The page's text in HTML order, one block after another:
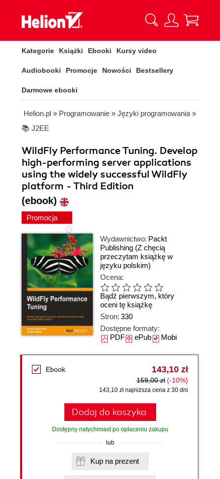
Kategorie Książki Ebooki Kursy video
Audiobooki Promocje Nowości Bestsellery
Darmowe ebooki
Helion.pl » Programowanie » Języki programowania »
📚 J2EE
WildFly Performance Tuning. Develop
high-performing server applications
using the widely successful WildFly
platform - Third Edition
(ebook)
Promocja
Wydawnictwo: Packt
Publishing (Z chęcią
przeczytam książkę w
języku polskim)
Ocena:
Bądź pierwszym, który
oceni tę książkę
Stron: 330
Dostępne formaty:
PDFePubMobi
Ebook 143,10 zł
159,00 zł (-10%)
143,10 zł najniższa cena z 30 dni
Dodaj do koszyka
Dostępny natychmiast po opłaceniu zakupu
lub
Kup na prezent